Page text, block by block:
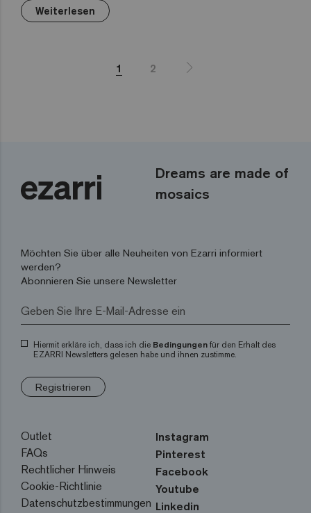
Weiterlesen
1 2
Dreams are made of
mosaics
Möchten Sie über alle Neuheiten von Ezarri informiert
werden?
Abonnieren Sie unsere Newsletter
Hiermit erkläre ich, dass ich die Bedingungen für den Erhalt des
EZARRI Newsletters gelesen habe und ihnen zustimme.
Registrieren
Outlet
FAQs
Rechtlicher Hinweis
Cookie-Richtlinie
Datenschutzbestimmungen
Instagram
Pinterest
Facebook
Youtube
Linkedin